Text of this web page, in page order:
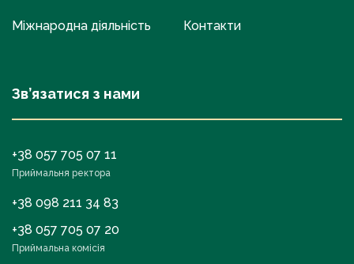
Міжнародна діяльність Контакти
Зв’язатися з нами
+38 057 705 07 11
Приймальня ректора
+38 098 211 34 83
+38 057 705 07 20
Приймальна комісія